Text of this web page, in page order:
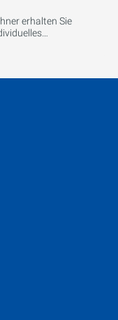
erhalten Sie